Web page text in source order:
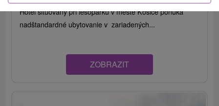
Hotel situovaný pri lesoparku v meste Košice ponúka
nadštandardné ubytovanie v zariadených...
ZOBRAZIT